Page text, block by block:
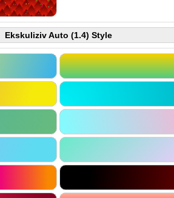
Ekskuliziv Auto (1.4) Style